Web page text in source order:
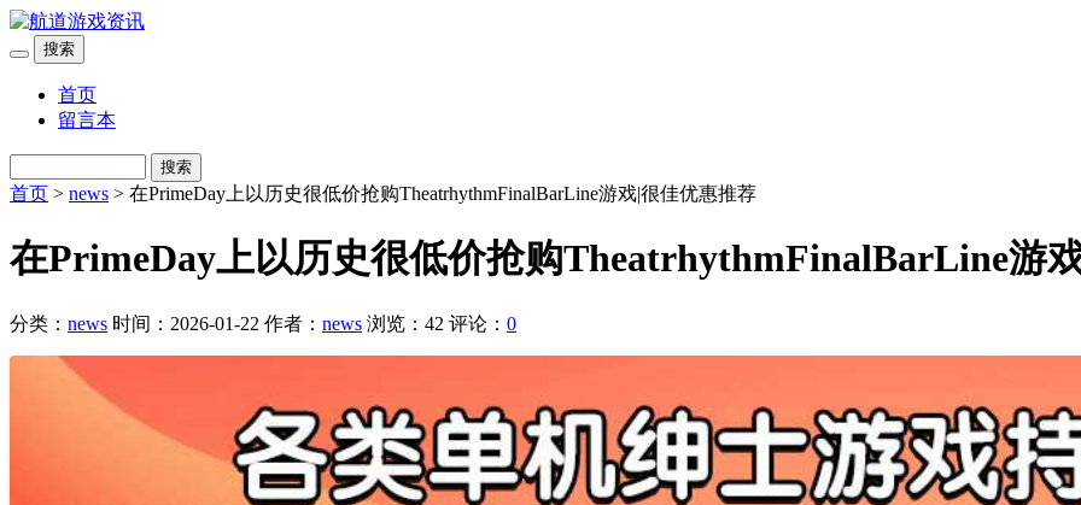
搜索
首页
留言本
搜索
首页 > news > 在PrimeDay上以历史很低价抢购TheatrhythmFinalBarLine游戏|很佳优惠推荐
在PrimeDay上以历史很低价抢购TheatrhythmFinalBarLine游
分类： news 时间：2026-01-22 作者： news 浏览：42 评论： 0